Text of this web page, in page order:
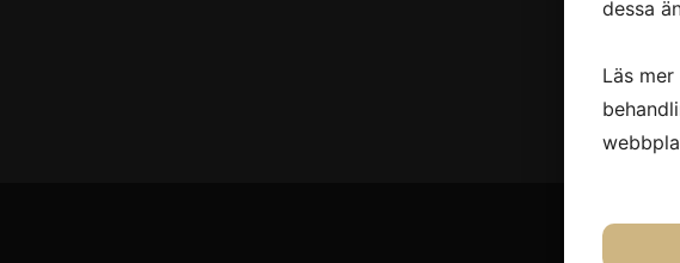
dessa
Läs